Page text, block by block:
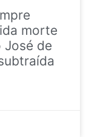
morte
José de